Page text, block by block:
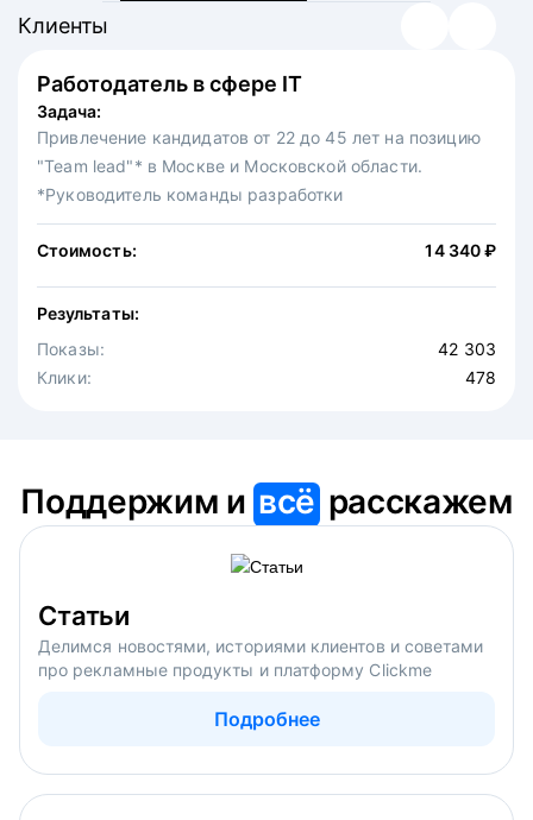
Работодатель в сфере IT
Задача:
Привлечение кандидатов от 22 до 45 лет на позицию
"Team lead"* в Москве и Московской области.
*Руководитель команды разработки
Стоимость: 14 340 ₽
Результаты:
Показы:
42 303
Клики:
478
Клиенты
Федеральная сеть ресторанов
Задача:
Привлечение на вакансию официантов в московскую
точку известной федеральной сети ресторанов.
Стоимость: 30 875 ₽
Результаты:
Показы:
Клики:
475
Клиенты
Поддержим ивсё расскажем
Статьи
Делимся новостями, историями клиентов и советами
про рекламные продукты и платформу Clickme
Подробнее